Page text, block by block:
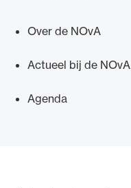
Over de NOvA
Actueel bij de NOvA
Agenda